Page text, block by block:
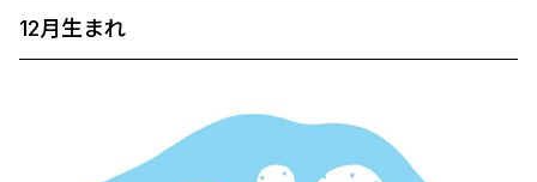
12月生まれ